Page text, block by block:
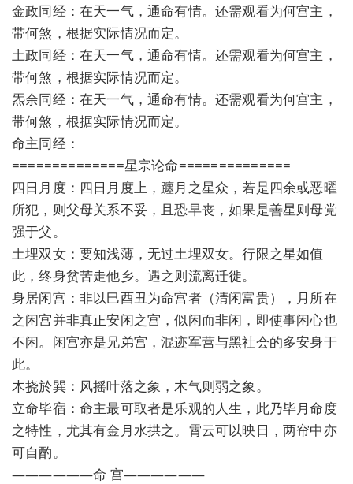
金政同经：在天一气，通命有情。还需观看为何宫主，
带何煞，根据实际情况而定。
土政同经：在天一气，通命有情。还需观看为何宫主，
带何煞，根据实际情况而定。
炁余同经：在天一气，通命有情。还需观看为何宫主，
带何煞，根据实际情况而定。
命主同经：
==============星宗论命==============
四日月度：四日月度上，躔月之星众，若是四余或恶曜
所犯，则父母关系不妥，且恐早丧，如果是善星则母党
强于父。
土埋双女：要知浅薄，无过土埋双女。行限之星如值
此，终身贫苦走他乡。遇之则流离迁徙。
身居闲宫：非以巳酉丑为命宫者（清闲富贵），月所在
之闲宫并非真正安闲之宫，似闲而非闲，即使事闲心也
不闲。闲宫亦是兄弟宫，混迹军营与黑社会的多安身于
此。
木挠於巽：风摇叶落之象，木气则弱之象。
立命毕宿：命主最可取者是乐观的人生，此乃毕月命度
之特性，尤其有金月水拱之。霄云可以映日，两帘中亦
可自酌。
——————命 宫——————